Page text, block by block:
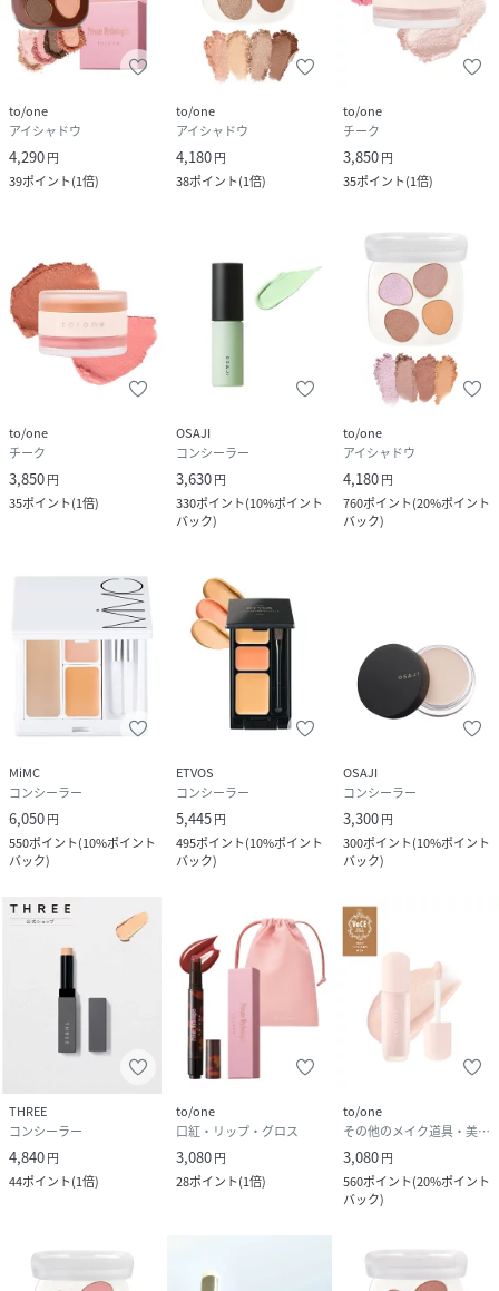
to/one
アイシャドウ
4,290円
39ポイント(1倍)
to/one
アイシャドウ
4,180円
38ポイント(1倍)
to/one
チーク
3,850円
35ポイント(1倍)
to/one
チーク
3,850円
35ポイント(1倍)
OSAJI
コンシーラー
3,630円
330ポイント(10%ポイント
バック)
to/one
アイシャドウ
4,180円
760ポイント(20%ポイント
バック)
MiMC
コンシーラー
6,050円
550ポイント(10%ポイント
バック)
ETVOS
コンシーラー
5,445円
495ポイント(10%ポイント
バック)
OSAJI
コンシーラー
3,300円
300ポイント(10%ポイント
バック)
THREE
コンシーラー
4,840円
44ポイント(1倍)
to/one
口紅・リップ・グロス
3,080円
28ポイント(1倍)
to/one
その他のメイク道具・美容器具
3,080円
560ポイント(20%ポイント
バック)